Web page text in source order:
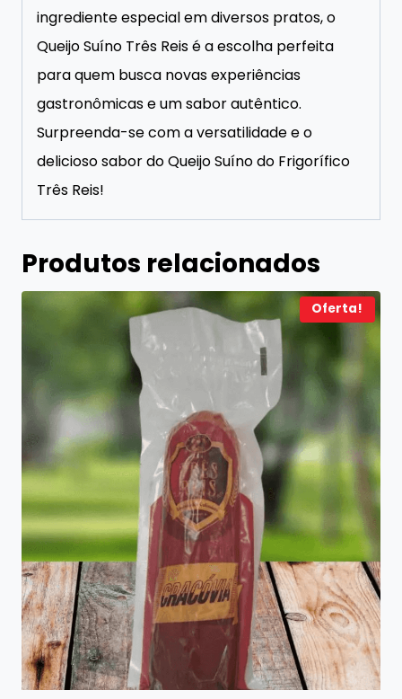
ingrediente especial em diversos pratos, o
Queijo Suíno Três Reis é a escolha perfeita
para quem busca novas experiências
gastronômicas e um sabor autêntico.
Surpreenda-se com a versatilidade e o
delicioso sabor do Queijo Suíno do Frigorífico
Três Reis!
Produtos relacionados
Oferta!